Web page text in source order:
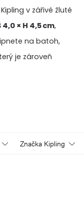
v zářivé žluté
4,0 × H 4,5 cm,
na batoh,
je zároveň
Značka Kipling